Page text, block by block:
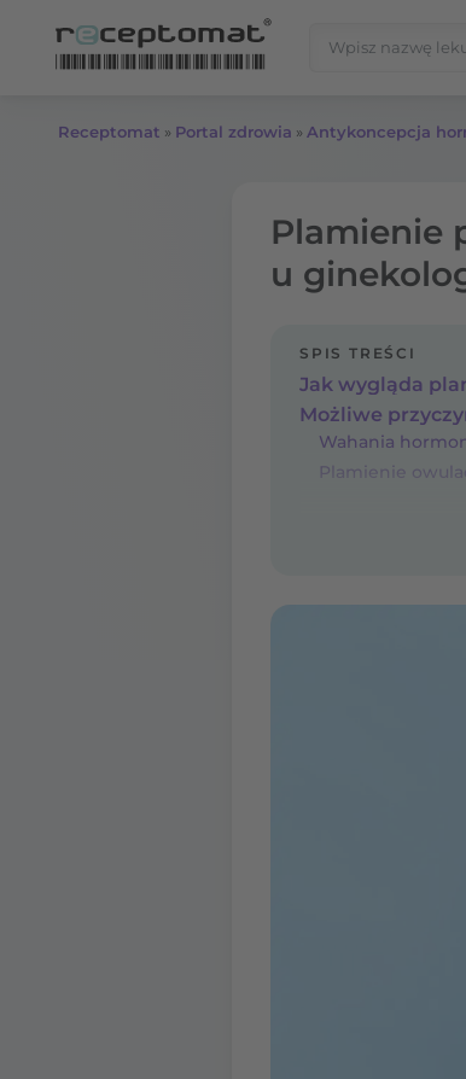
Receptomat » Portal zdrowia » Antykoncepcja
Plamienie
u
SPIS TREŚCI
Jak wygląda
Możliwe
Wahania
Plamienie